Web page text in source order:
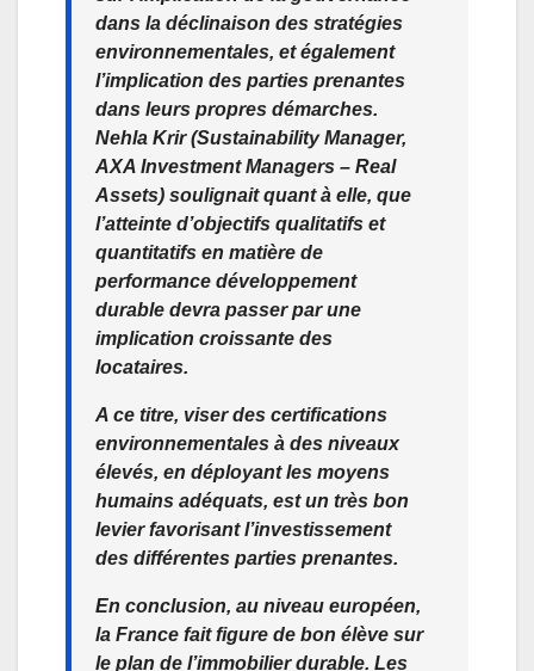
dans la déclinaison des stratégies
environnementales, et également
l’implication des parties prenantes
dans leurs propres démarches.
Nehla Krir (Sustainability Manager,
AXA Investment Managers – Real
Assets) soulignait quant à elle, que
l’atteinte d’objectifs qualitatifs et
quantitatifs en matière de
performance développement
durable devra passer par une
implication croissante des
locataires.
A ce titre, viser des certifications
environnementales à des niveaux
élevés, en déployant les moyens
humains adéquats, est un très bon
levier favorisant l’investissement
des différentes parties prenantes.
En conclusion, au niveau européen,
la France fait figure de bon élève sur
le plan de l’immobilier durable. Les